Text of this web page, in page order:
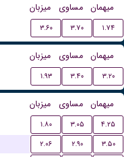
میزبان مساوی میهمان
۳.۶۰ ۳.۷۰ ۱.۷۴
میزبان مساوی میهمان
۱.۹۳ ۳.۴۰ ۳.۲۰
میزبان مساوی میهمان
۱.۸۰ ۳.۰۵
۴.۲۵
۲.۰۶ ۲.۹۰
۳.۵۰